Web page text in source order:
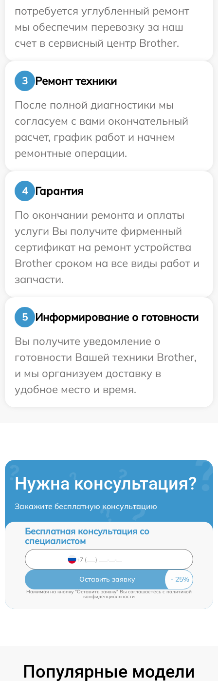
потребуется углубленный ремонт
мы обеспечим перевозку за наш
счет в сервисный центр Brother.
3
Ремонт техники
После полной диагностики мы
согласуем с вами окончательный
расчет, график работ и начнем
ремонтные операции.
4
Гарантия
По окончании ремонта и оплаты
услуги Вы получите фирменный
сертификат на ремонт устройства
Brother сроком на все виды работ и
запчасти.
5
Информирование о готовности
Вы получите уведомление о
готовности Вашей техники Brother,
и мы организуем доставку в
удобное место и время.
Нужна консультация?
Закажите бесплатную консультацию
Бесплатная консультация со
специалистом
Оставить заявку
Нажимая на кнопку "Оставить заявку" Вы соглашаетесь c политикой
конфиденциальности
Популярные модели